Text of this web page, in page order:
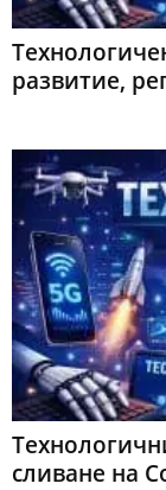
развитие,
сливане на